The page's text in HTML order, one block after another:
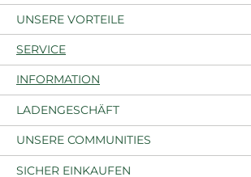
UNSERE VORTEILE
SERVICE
INFORMATION
LADENGESCHÄFT
UNSERE COMMUNITIES
SICHER EINKAUFEN